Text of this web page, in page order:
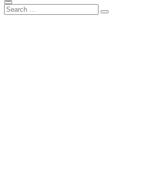
Scroll
to
Close
Search
for:
Search